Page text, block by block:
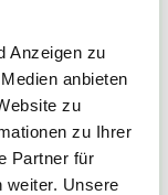
Anzeigen zu
anbieten
zu
zu Ihrer
Partner für
weiter. Unsere
zur